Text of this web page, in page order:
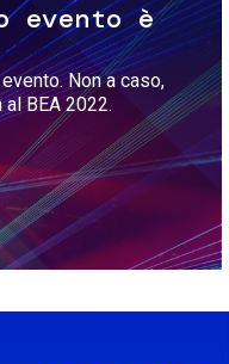
evento è
Non a caso,
BEA 2022.